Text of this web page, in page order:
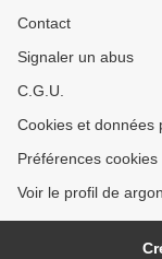
Contact
Signaler un abus
C.G.U.
Cookies et données
Préférences cookies
Voir le profil de